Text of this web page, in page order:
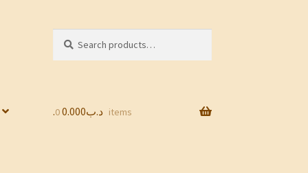
for:
.د.ب0.000 0 items